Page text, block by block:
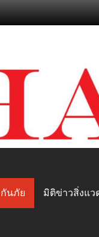
นภัย มิติข่าวสิ่งแว